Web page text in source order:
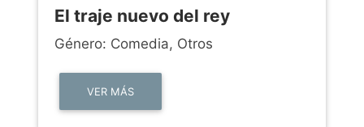
El traje nuevo del rey
Género: Comedia, Otros
VER MÁS